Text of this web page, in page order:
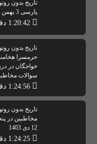
تاریخ بدون
پارسی 3 بهمن 1403
تاریخ بدون
حرمسرا
خواجگان در
سوالات مخاطبین 19 دی
تاریخ بدون
مخاطبین در
12 دی 1403